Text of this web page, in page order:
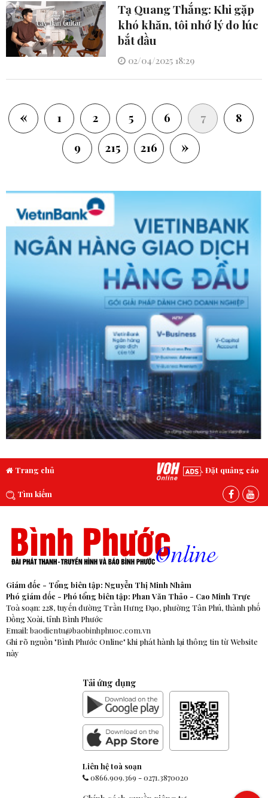
Tạ Quang Thắng: Khi gặp
khó khăn, tôi nhớ lý do lúc
bắt đầu
02/04/2025 18:29
« 1 2 5 6 7(current)
8
9
215 216 »
Trang chủ Đặt quảng cáo
Tìm kiếm
Giám đốc - Tổng biên tập: Nguyễn Thị Minh Nhâm
Phó giám đốc - Phó tổng biên tập: Phan Văn Thảo - Cao Minh Trực
Toà soạn: 228, tuyến đường Trần Hưng Đạo, phường Tân Phú, thành phố
Đồng Xoài, tỉnh Bình Phước
Email: baodientu@baobinhphuoc.com.vn
Ghi rõ nguồn "Bình Phước Online" khi phát hành lại thông tin từ Website
này
Tải ứng dụng
Liên hệ toà soạn
0866.909.369-0271.3870020